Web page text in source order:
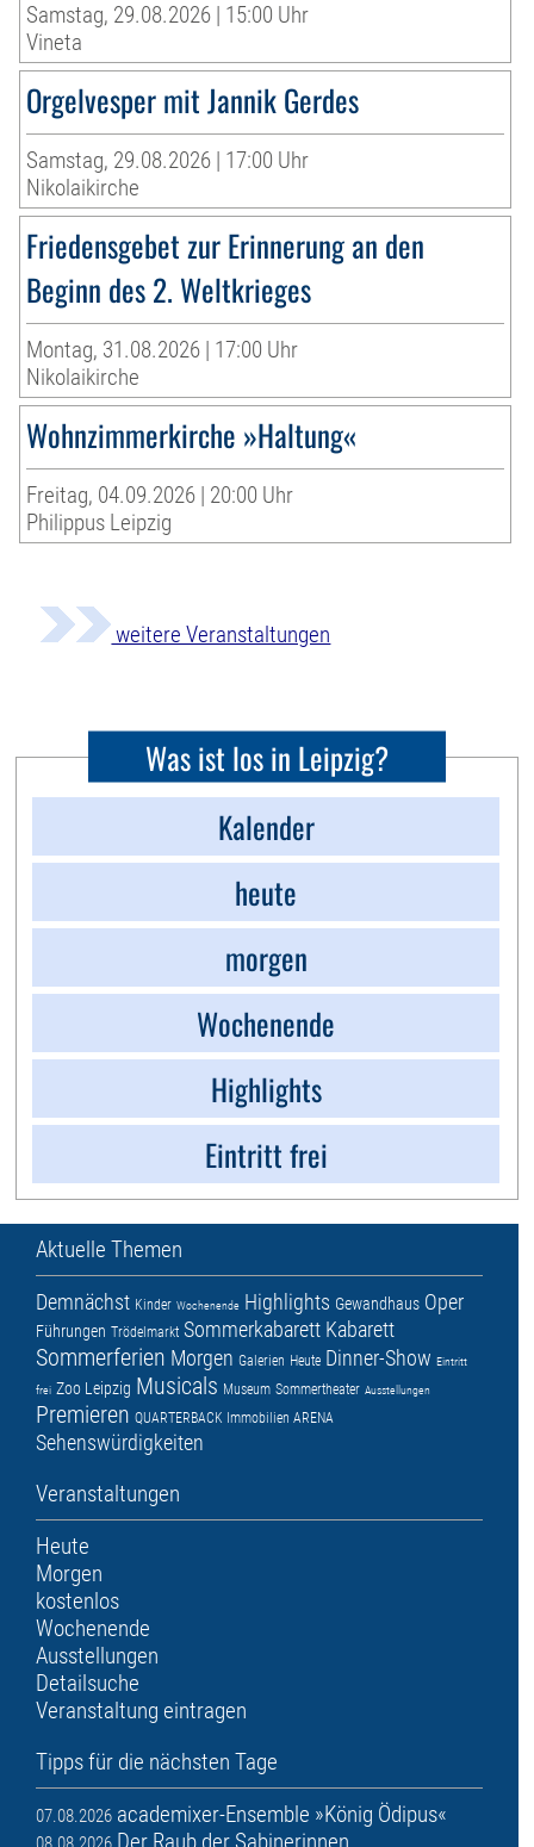
Samstag, 29.08.2026 | 15:00 Uhr
Vineta
Orgelvesper mit Jannik Gerdes
Samstag, 29.08.2026 | 17:00 Uhr
Nikolaikirche
Friedensgebet zur Erinnerung an den
Beginn des 2. Weltkrieges
Montag, 31.08.2026 | 17:00 Uhr
Nikolaikirche
Wohnzimmerkirche »Haltung«
Freitag, 04.09.2026 | 20:00 Uhr
Philippus Leipzig
weitere Veranstaltungen
Was ist los in Leipzig?
Kalender
heute
morgen
Wochenende
Highlights
Eintritt frei
Aktuelle Themen
Demnächst Kinder Wochenende Highlights Gewandhaus Oper
Führungen Trödelmarkt Sommerkabarett Kabarett
Sommerferien Morgen Galerien Heute Dinner-Show Eintritt
frei Zoo Leipzig Musicals Museum Sommertheater Ausstellungen
Premieren QUARTERBACK Immobilien ARENA
Sehenswürdigkeiten
Veranstaltungen
Heute
Morgen
kostenlos
Wochenende
Ausstellungen
Detailsuche
Veranstaltung eintragen
Tipps für die nächsten Tage
07.08.2026 academixer-Ensemble »König Ödipus«